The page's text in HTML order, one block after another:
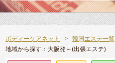
ボディーケアネット
韓国エステ一覧
地域から探す：大阪発～(出張エステ)